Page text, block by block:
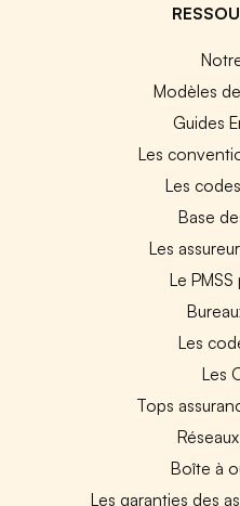
Modèles
Guides
Les
Les
Base
Les
Le
Les
Les
Tops
Boîte à
Les garanties des